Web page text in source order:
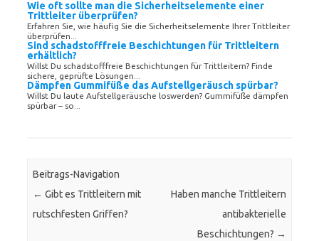
Wie oft sollte man die Sicherheitselemente einer
Trittleiter überprüfen?
Erfahren Sie, wie häufig Sie die Sicherheitselemente Ihrer Trittleiter
überprüfen...
Sind schadstofffreie Beschichtungen für Trittleitern
erhältlich?
Willst Du schadstofffreie Beschichtungen für Trittleitern? Finde
sichere, geprüfte Lösungen...
Dämpfen Gummifüße das Aufstellgeräusch spürbar?
Willst Du laute Aufstellgeräusche loswerden? Gummifüße dämpfen
spürbar – so...
Beitrags-Navigation
← Gibt es Trittleitern mit
rutschfesten Griffen?
Haben manche Trittleitern
antibakterielle
Beschichtungen? →